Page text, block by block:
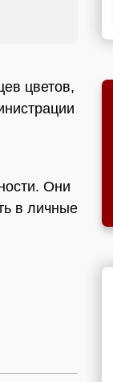
цветов,
Они
в личные